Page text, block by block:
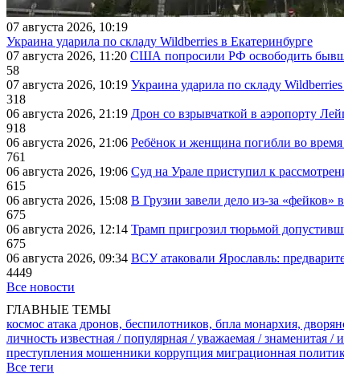
07 августа 2026, 10:19
Украина ударила по складу Wildberries в Екатеринбурге
07 августа 2026, 11:20 США попросили РФ освободить
58
07 августа 2026, 10:19 Украина ударила по складу
318
06 августа 2026, 21:19 Дрон со взрывчаткой в аэропорту
918
06 августа 2026, 21:06 Ребёнок и женщина погибли во
761
06 августа 2026, 19:06 Суд на Урале приступил к
615
06 августа 2026, 15:08 В Грузии завели дело из-за «фейков»
675
06 августа 2026, 12:14 Трамп пригрозил тюрьмой
675
06 августа 2026, 09:34 ВСУ атаковали Ярославль:
4449
Все новости
ГЛАВНЫЕ ТЕМЫ
космос атака дронов, беспилотников, бпла монархия,
личность известная / популярная / уважаемая / знаменитая /
преступления мошенники коррупция миграционная
Все теги